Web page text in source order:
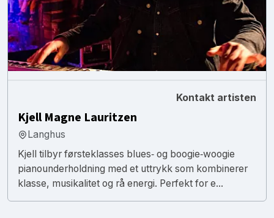
Kontakt artisten
Kjell Magne Lauritzen
Langhus
Kjell tilbyr førsteklasses blues‑ og boogie‑woogie
pianounderholdning med et uttrykk som kombinerer
klasse, musikalitet og rå energi. Perfekt for e...